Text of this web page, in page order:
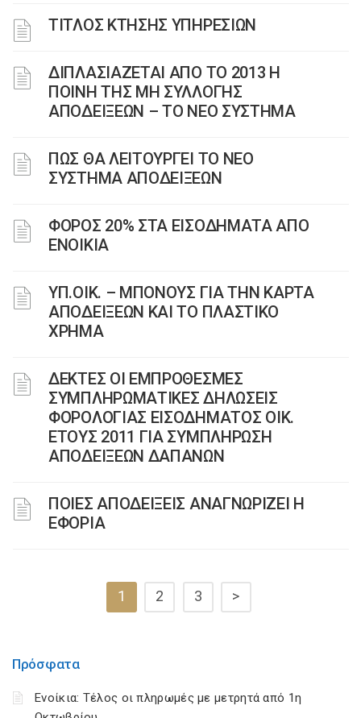
ΤΙΤΛΟΣ ΚΤΗΣΗΣ ΥΠΗΡΕΣΙΩΝ
ΔΙΠΛΑΣΙΑΖΕΤΑΙ ΑΠΟ ΤΟ 2013 Η
ΠΟΙΝΗ ΤΗΣ ΜΗ ΣΥΛΛΟΓΗΣ
ΑΠΟΔΕΙΞΕΩΝ – ΤΟ ΝΕΟ ΣΥΣΤΗΜΑ
ΠΩΣ ΘΑ ΛΕΙΤΟΥΡΓΕΙ ΤΟ ΝΕΟ
ΣΥΣΤΗΜΑ ΑΠΟΔΕΙΞΕΩΝ
ΦΟΡΟΣ 20% ΣΤΑ ΕΙΣΟΔΗΜΑΤΑ ΑΠΟ
ΕΝΟΙΚΙΑ
ΥΠ.ΟΙΚ. – ΜΠΟΝΟΥΣ ΓΙΑ ΤΗΝ ΚΑΡΤΑ
ΑΠΟΔΕΙΞΕΩΝ ΚΑΙ ΤΟ ΠΛΑΣΤΙΚΟ
ΧΡΗΜΑ
∆ΕΚΤΕΣ ΟΙ ΕMΠΡΟΘΕΣMΕΣ
ΣΥMΠΛΗΡΩMΑΤΙΚΕΣ ΔΗΛΩΣΕΙΣ
ΦΟΡΟΛΟΓΙΑΣ ΕΙΣΟΔΗMΑΤΟΣ ΟΙΚ.
ΕΤΟΥΣ 2011 ΓΙΑ ΣΥMΠΛΗΡΩΣΗ
ΑΠΟΔΕΙΞΕΩΝ ΔΑΠΑΝΩΝ
ΠΟΙΕΣ ΑΠΟΔΕΙΞΕΙΣ ΑΝΑΓΝΩΡΙΖΕΙ Η
ΕΦΟΡΙΑ
1 2 3 >
Πρόσφατα
Ενοίκια: Τέλος οι πληρωμές με μετρητά από 1η